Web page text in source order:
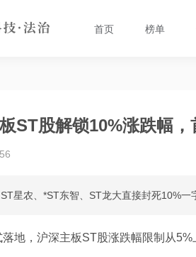
首页 榜单
ST股解锁10%涨跌幅
星农、*ST东智、ST龙大直接封死10%一
地，沪深主板ST股涨跌幅限制从5%